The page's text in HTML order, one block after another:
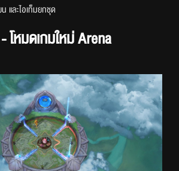
และไอเท็มยกชุด
หมดเกมใหม่ Arena